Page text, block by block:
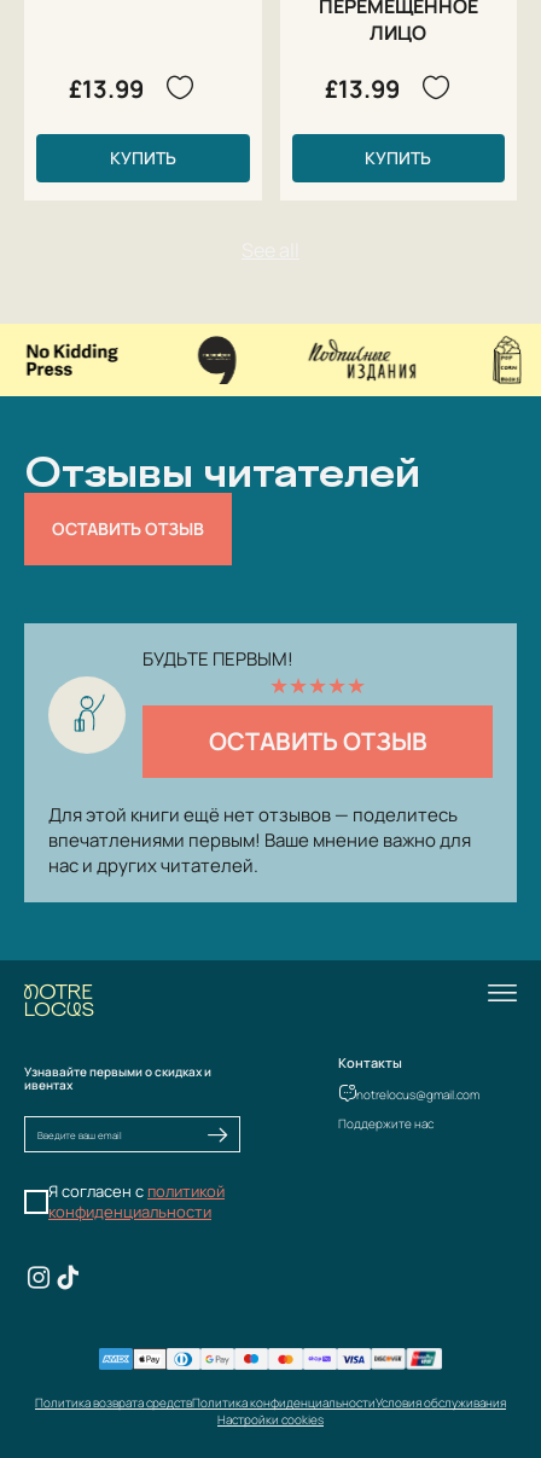
£13.99
КУПИТЬ
ПЕРЕМЕЩЕННОЕ
ЛИЦО
£13.99
КУПИТЬ
Отзывы читателей
ОСТАВИТЬ ОТЗЫВ
БУДЬТЕ ПЕРВЫМ!
★★★★★
ОСТАВИТЬ ОТЗЫВ
Для этой книги ещё нет отзывов — поделитесь
впечатлениями первым! Ваше мнение важно для
нас и других читателей.
Узнавайте первыми о скидках и
ивентах
Я согласен с политикой
конфиденциальности
Контакты
notrelocus@gmail.com
Поддержите нас
Политика возврата средствПолитика конфиденциальностиУсловия обслуживания
Настройки cookies